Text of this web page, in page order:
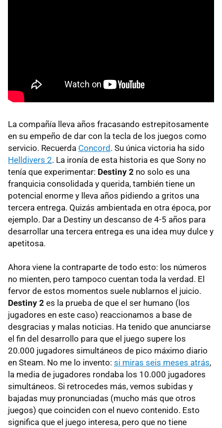
La compañía lleva años fracasando estrepitosamente
en su empeño de dar con la tecla de los juegos como
servicio. Recuerda Concord. Su única victoria ha sido
Helldivers 2. La ironía de esta historia es que Sony no
tenía que experimentar: Destiny 2 no solo es una
franquicia consolidada y querida, también tiene un
potencial enorme y lleva años pidiendo a gritos una
tercera entrega. Quizás ambientada en otra época, por
ejemplo. Dar a Destiny un descanso de 4-5 años para
desarrollar una tercera entrega es una idea muy dulce y
apetitosa.
Ahora viene la contraparte de todo esto: los números
no mienten, pero tampoco cuentan toda la verdad. El
fervor de estos momentos suele nublarnos el juicio.
Destiny 2 es la prueba de que el ser humano (los
jugadores en este caso) reaccionamos a base de
desgracias y malas noticias. Ha tenido que anunciarse
el fin del desarrollo para que el juego supere los
20.000 jugadores simultáneos de pico máximo diario
en Steam. No me lo invento: si miras seis meses atrás,
la media de jugadores rondaba los 10.000 jugadores
simultáneos. Si retrocedes más, vemos subidas y
bajadas muy pronunciadas (mucho más que otros
juegos) que coinciden con el nuevo contenido. Esto
significa que el juego interesa, pero que no tiene